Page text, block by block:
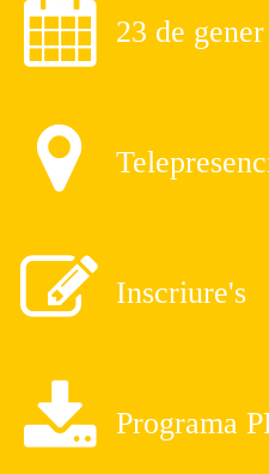
23 de
Inscriure's
Programa